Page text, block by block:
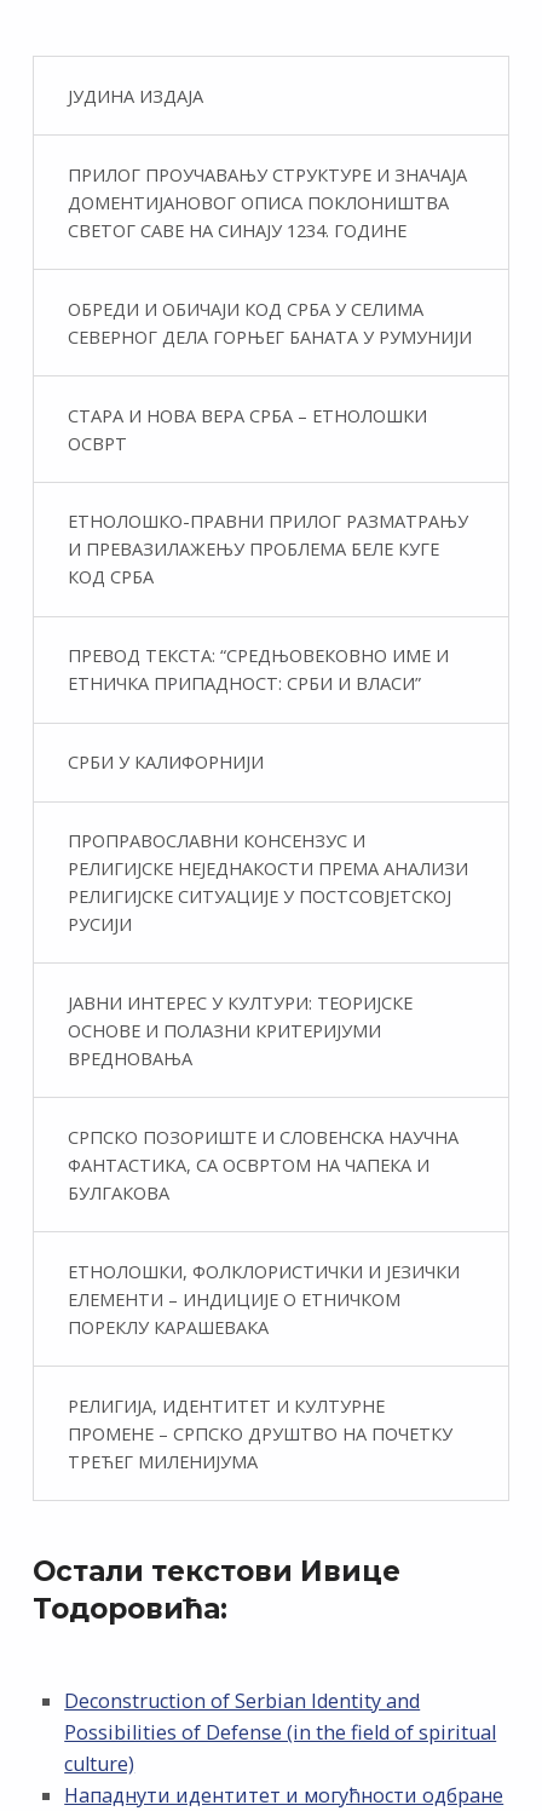
ЈУДИНА ИЗДАЈА
ПРИЛОГ ПРОУЧАВАЊУ СТРУКТУРЕ И ЗНАЧАЈА
ДОМЕНТИЈАНОВОГ ОПИСА ПОКЛОНИШТВА
СВЕТОГ САВЕ НА СИНАЈУ 1234. ГОДИНЕ
ОБРЕДИ И ОБИЧАЈИ КОД СРБА У СЕЛИМА
СЕВЕРНОГ ДЕЛА ГОРЊЕГ БАНАТА У РУМУНИЈИ
СТАРА И НОВА ВЕРА СРБА – ЕТНОЛОШКИ
ОСВРТ
ЕТНОЛОШКО-ПРАВНИ ПРИЛОГ РАЗМАТРАЊУ
И ПРЕВАЗИЛАЖЕЊУ ПРОБЛЕМА БЕЛЕ КУГЕ
КОД СРБА
ПРЕВОД ТЕКСТА: “СРЕДЊОВЕКОВНО ИМЕ И
ЕТНИЧКА ПРИПАДНОСТ: СРБИ И ВЛАСИ”
СРБИ У КАЛИФОРНИЈИ
ПРОПРАВОСЛАВНИ КОНСЕНЗУС И
РЕЛИГИЈСКЕ НЕЈЕДНАКОСТИ ПРЕМА АНАЛИЗИ
РЕЛИГИЈСКЕ СИТУАЦИЈЕ У ПОСТСОВЈЕТСКОЈ
РУСИЈИ
ЈАВНИ ИНТЕРЕС У КУЛТУРИ: ТЕОРИЈСКЕ
ОСНОВЕ И ПОЛАЗНИ КРИТЕРИЈУМИ
ВРЕДНОВАЊА
СРПСКО ПОЗОРИШТЕ И СЛОВЕНСКА НАУЧНА
ФАНТАСТИКA, СА ОСВРТОМ НА ЧАПЕКА И
БУЛГАКОВА
ЕТНОЛОШКИ, ФОЛКЛОРИСТИЧКИ И ЈЕЗИЧКИ
ЕЛЕМЕНТИ – ИНДИЦИЈЕ О ЕТНИЧКОМ
ПОРЕКЛУ КАРАШЕВАКА
РЕЛИГИЈА, ИДЕНТИТЕТ И КУЛТУРНЕ
ПРОМЕНЕ – СРПСКО ДРУШТВО НА ПОЧЕТКУ
ТРЕЋЕГ МИЛЕНИЈУМА
Остали текстови Ивице
Тодоровића:
Deconstruction of Serbian Identity and
Possibilities of Defense (in the field of spiritual
culture)
Нападнути идентитет и могућности одбране